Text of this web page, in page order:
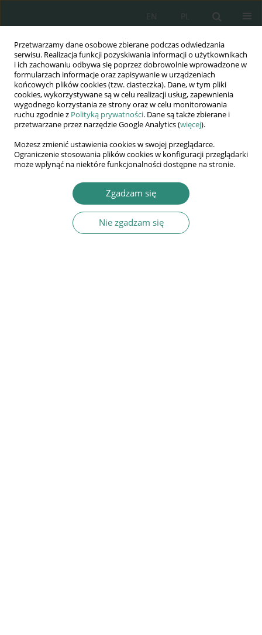
Przetwarzamy dane osobowe zbierane podczas odwiedzania
serwisu. Realizacja funkcji pozyskiwania informacji o użytkownikach
i ich zachowaniu odbywa się poprzez dobrowolnie wprowadzone w
formularzach informacje oraz zapisywanie w urządzeniach
końcowych plików cookies (tzw. ciasteczka). Dane, w tym pliki
cookies, wykorzystywane są w celu realizacji usług, zapewnienia
wygodnego korzystania ze strony oraz w celu monitorowania
ruchu zgodnie z Polityką prywatności. Dane są także zbierane i
przetwarzane przez narzędzie Google Analytics (więcej).
Możesz zmienić ustawienia cookies w swojej przeglądarce.
Ograniczenie stosowania plików cookies w konfiguracji przeglądarki
może wpłynąć na niektóre funkcjonalności dostępne na stronie.
Zgadzam się
Nie zgadzam się
PL
EN
Wydawnictwo
AWSGE
Akademia Nauk Stosowanych
WSGE
im. Alcide De Gasperi
Jerzy Zieliński
Inteligentne sieci rozdzielcze i energetyka